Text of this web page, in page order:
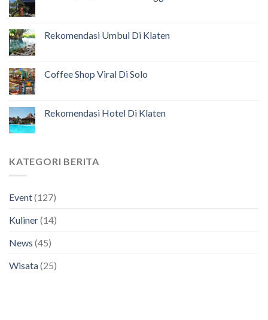
Rekomendasi Umbul Di Klaten
Coffee Shop Viral Di Solo
Rekomendasi Hotel Di Klaten
KATEGORI BERITA
Event(127)
Kuliner(14)
News (45)
Wisata(25)